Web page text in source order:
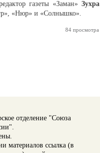
газеты «Заман»Зухра
«Нюр» и «Солнышко».
84 просмотра
отделение "Союза
материалов ссылка (в